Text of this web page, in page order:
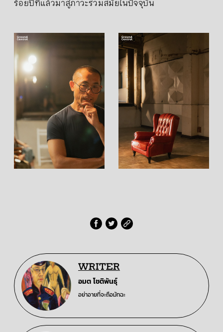
ร้อยปีที่แล้วมาสู่ภาวะร่วมสมัยในปัจจุบัน
WRITER
อมต โชติพันธุ์
อย่าอายที่จะถือมัทฉะ